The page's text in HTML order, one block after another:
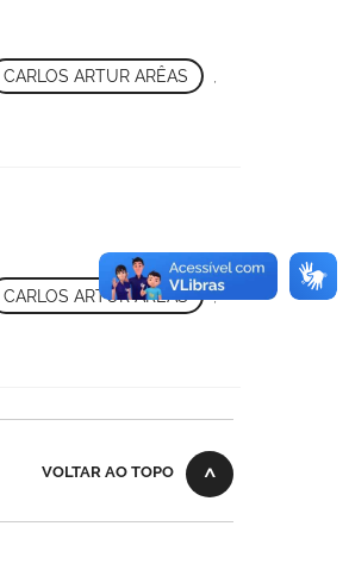
CARLOS ARTUR ARÊAS
CARLOS ARTUR ARÊAS ,
VOLTAR AO TOPO